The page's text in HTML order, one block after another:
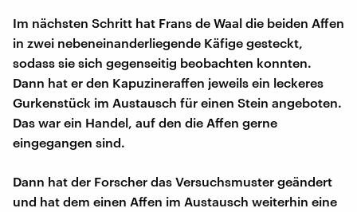
Im nächsten Schritt hat Frans de Waal die beiden Affen
in zwei nebeneinanderliegende Käfige gesteckt,
sodass sie sich gegenseitig beobachten konnten.
Dann hat er den Kapuzineraffen jeweils ein leckeres
Gurkenstück im Austausch für einen Stein angeboten.
Das war ein Handel, auf den die Affen gerne
eingegangen sind.
Dann hat der Forscher das Versuchsmuster geändert
und hat dem einen Affen im Austausch weiterhin eine